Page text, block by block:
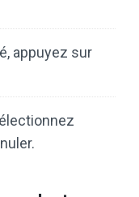
appuyez sur